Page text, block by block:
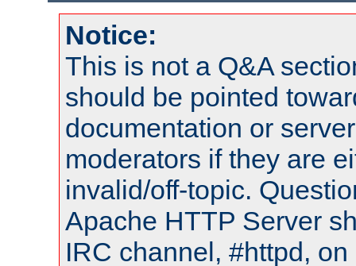
Notice:
This is not a Q&A
should be pointed
documentation or
moderators if they are
invalid/off-topic.
Apache HTTP Server
IRC channel, #httpd,